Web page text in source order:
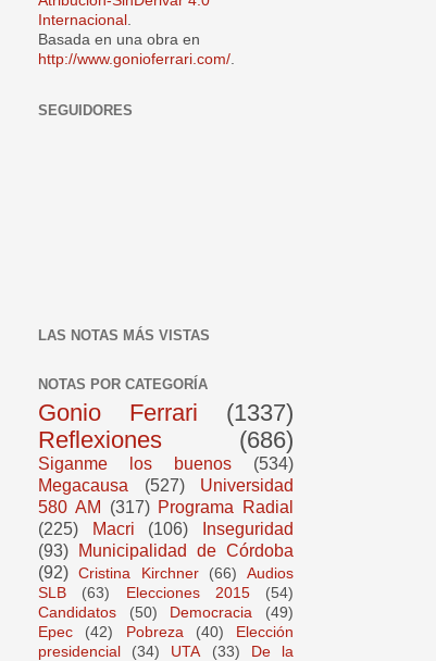
Internacional .
Basada en una obra en
http://www.gonioferrari.com/.
SEGUIDORES
LAS NOTAS MÁS VISTAS
NOTAS POR CATEGORÍA
Gonio Ferrari
(1337)
Reflexiones
(686)
Siganme los buenos
(534)
Megacausa
(527)
Universidad
580 AM
(317) Programa Radial
(225)
Macri (106)
Inseguridad
(93)
Municipalidad de Córdoba
(92)
Cristina Kirchner (66)
Audios
SLB
(63) Elecciones 2015
(54)
Candidatos
(50) Democracia
(49)
Epec
(42) Pobreza (40)
Elección
presidencial
(34) UTA (33) De la